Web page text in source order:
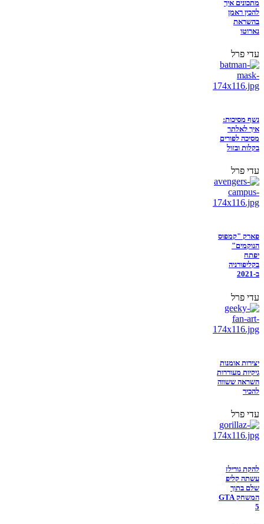
מתכונים איך
להכין ראמן
בהשראת
נארוטו
עדי פרל
נשף מסיכות:
איך לאלתר
מסיכה לפורים
בקלות ובזול
עדי פרל
פארק "קמפוס
הנוקמים"
יפתח
בקליפורניה
ב-2021
עדי פרל
יצירות אומנות
גיקיות מעוררות
השראה ששווה
להכיר
עדי פרל
להקת גורילז
עשתה קליפ
שלם בתוך
המשחק GTA
5